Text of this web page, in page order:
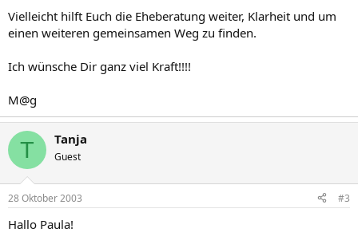
Vielleicht hilft Euch die Eheberatung weiter, Klarheit und um
einen weiteren gemeinsamen Weg zu finden.
Ich wünsche Dir ganz viel Kraft!!!!
M@g
T Tanja
Guest
28 Oktober 2003 #3
Hallo Paula!